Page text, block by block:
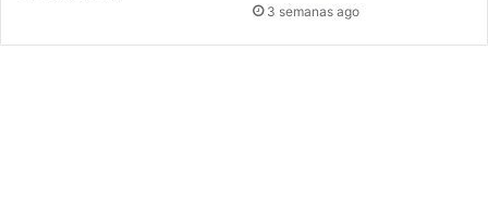
3 semanas ago